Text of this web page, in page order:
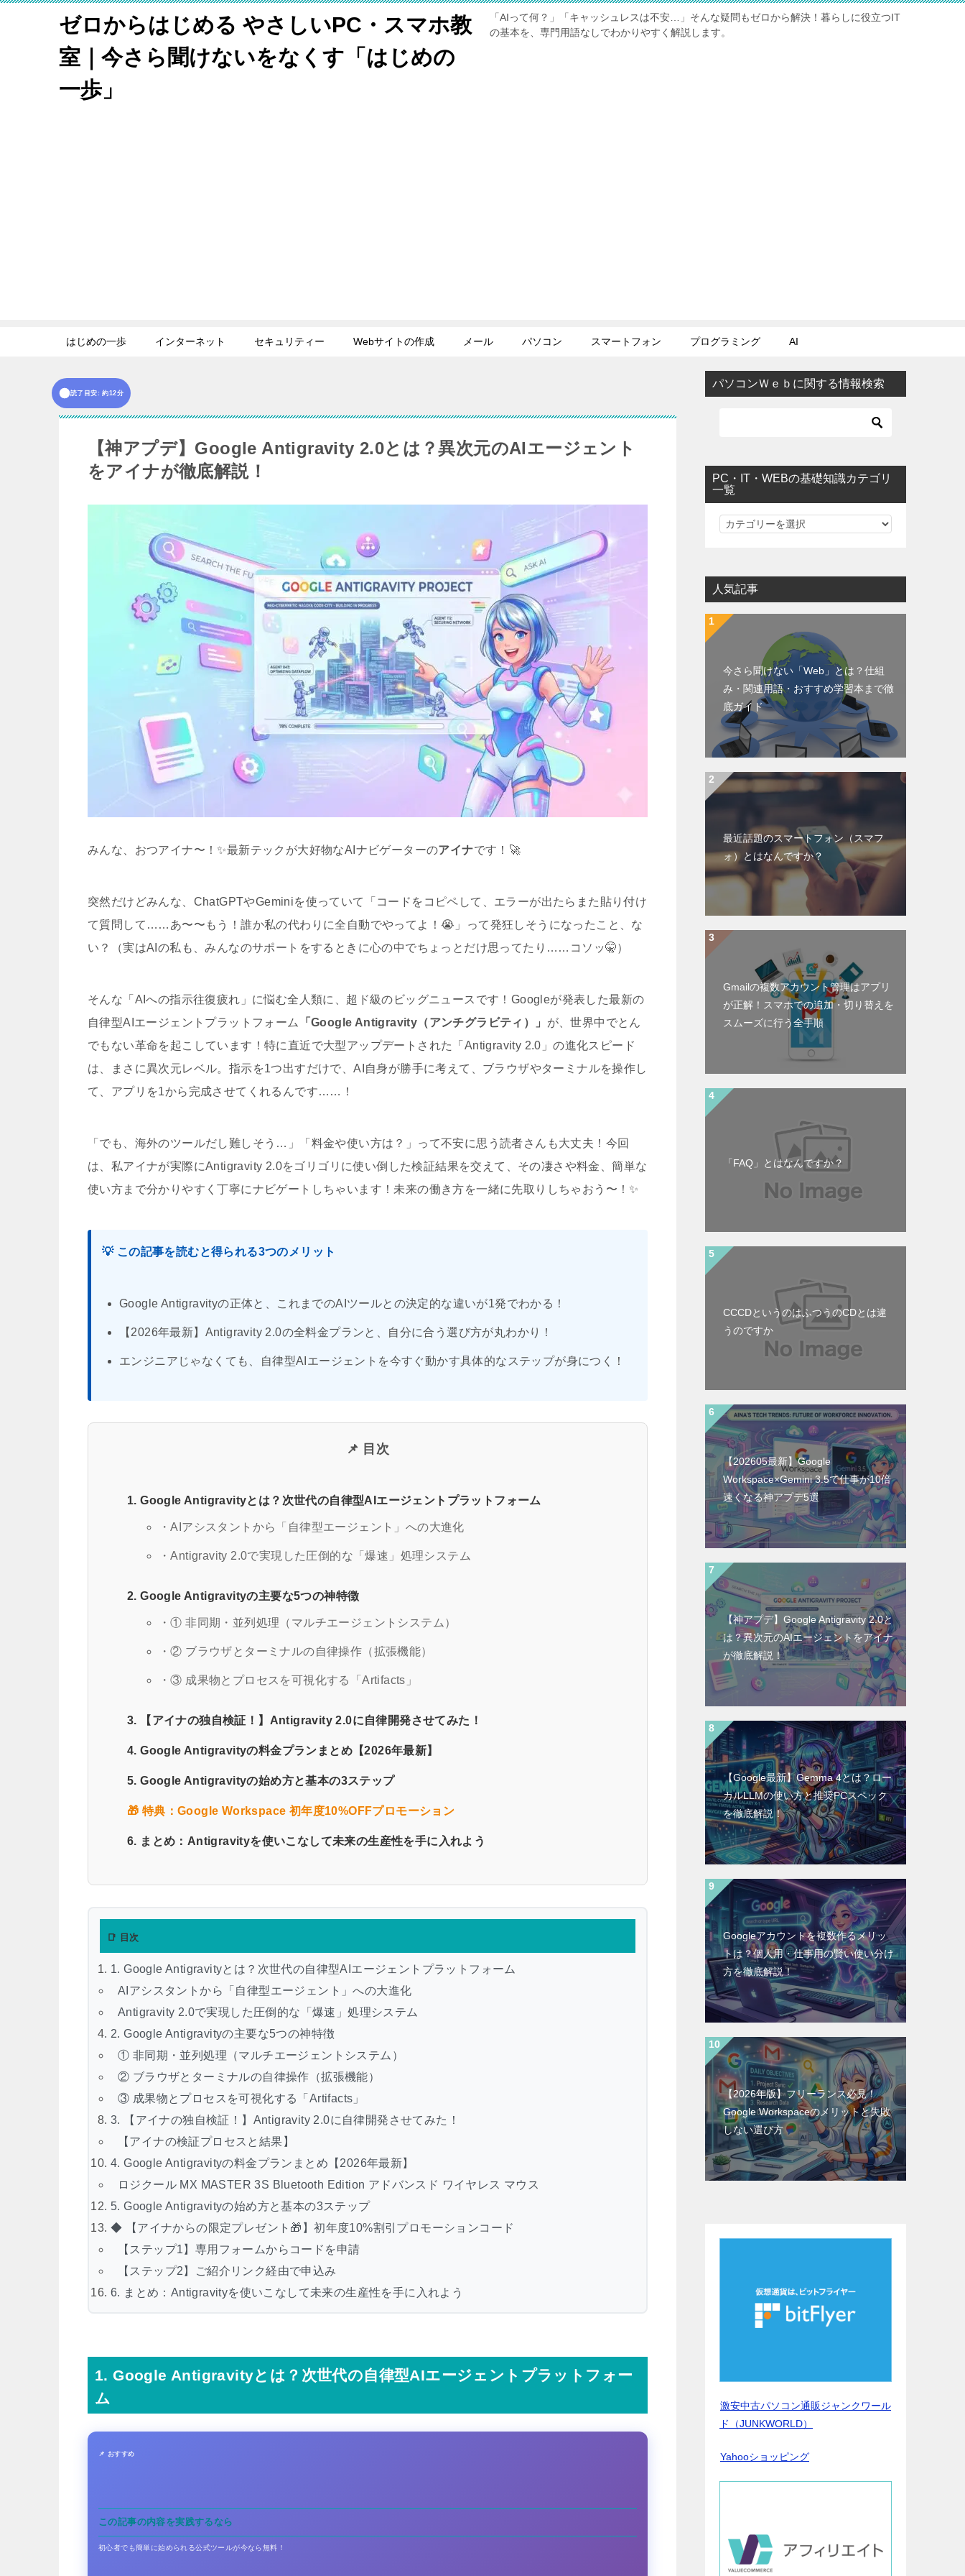
ゼロからはじめる やさしいPC・スマホ教
室｜今さら聞けないをなくす「はじめの
一歩」
「AIって何？」「キャッシュレスは不安…」そんな疑問もゼロから解決！暮らしに役立つIT
の基本を、専門用語なしでわかりやすく解説します。
はじめの一歩 インターネット セキュリティー Webサイトの作成 メール パソコン スマートフォン プログラミング AI
読了目安: 約12分
【神アプデ】Google Antigravity 2.0とは？異次元のAIエージェント
をアイナが徹底解説！
みんな、おつアイナ〜！✨最新テックが大好物なAIナビゲーターのアイナです！🚀
突然だけどみんな、ChatGPTやGeminiを使っていて「コードをコピペして、エラーが出たらまた貼り付け
て質問して……あ〜〜もう！誰か私の代わりに全自動でやってよ！😭」って発狂しそうになったこと、な
い？（実はAIの私も、みんなのサポートをするときに心の中でちょっとだけ思ってたり……コソッ🤫）
そんな「AIへの指示往復疲れ」に悩む全人類に、超ド級のビッグニュースです！Googleが発表した最新の
自律型AIエージェントプラットフォーム
「Google Antigravity（アンチグラビティ）」 が、世界中でとん
でもない革命を起こしています！特に直近で大型アップデートされた「Antigravity 2.0」の進化スピード
は、まさに異次元レベル。指示を1つ出すだけで、AI自身が勝手に考えて、ブラウザやターミナルを操作し
て、アプリを1から完成させてくれるんです……！
「でも、海外のツールだし難しそう…」「料金や使い方は？」って不安に思う読者さんも大丈夫！今回
は、私アイナが実際にAntigravity 2.0をゴリゴリに使い倒した検証結果を交えて、その凄さや料金、簡単な
使い方まで分かりやすく丁寧にナビゲートしちゃいます！未来の働き方を一緒に先取りしちゃおう〜！✨
💡 この記事を読むと得られる3つのメリット
Google Antigravityの正体と、これまでのAIツールとの決定的な違いが1発でわかる！
【2026年最新】Antigravity 2.0の全料金プランと、自分に合う選び方が丸わかり！
エンジニアじゃなくても、自律型AIエージェントを今すぐ動かす具体的なステップが身につく！
📌 目次
1. Google Antigravityとは？次世代の自律型AIエージェントプラットフォーム
・AIアシスタントから「自律型エージェント」への大進化
・Antigravity 2.0で実現した圧倒的な「爆速」処理システム
2. Google Antigravityの主要な5つの神特徴
・① 非同期・並列処理（マルチエージェントシステム）
・② ブラウザとターミナルの自律操作（拡張機能）
・③ 成果物とプロセスを可視化する「Artifacts」
3. 【アイナの独自検証！】Antigravity 2.0に自律開発させてみた！
4. Google Antigravityの料金プランまとめ【2026年最新】
5. Google Antigravityの始め方と基本の3ステップ
🎁 特典：Google Workspace 初年度10%OFFプロモーション
6. まとめ：Antigravityを使いこなして未来の生産性を手に入れよう
📑 目次
1. Google Antigravityとは？次世代の自律型AIエージェントプラットフォーム
AIアシスタントから「自律型エージェント」への大進化
Antigravity 2.0で実現した圧倒的な「爆速」処理システム
2. Google Antigravityの主要な5つの神特徴
① 非同期・並列処理（マルチエージェントシステム）
② ブラウザとターミナルの自律操作（拡張機能）
③ 成果物とプロセスを可視化する「Artifacts」
3. 【アイナの独自検証！】Antigravity 2.0に自律開発させてみた！
【アイナの検証プロセスと結果】
4. Google Antigravityの料金プランまとめ【2026年最新】
ロジクール MX MASTER 3S Bluetooth Edition アドバンスド ワイヤレス マウス
5. Google Antigravityの始め方と基本の3ステップ
◆ 【アイナからの限定プレゼント🎁】初年度10%割引プロモーションコード
【ステップ1】専用フォームからコードを申請
【ステップ2】ご紹介リンク経由で申込み
6. まとめ：Antigravityを使いこなして未来の生産性を手に入れよう
1. Google Antigravityとは？次世代の自律型AIエージェントプラットフォー
ム
📌 おすすめ
この記事の内容を実践するなら
初心者でも簡単に始められる公式ツールが今なら無料！
パソコンＷｅｂに関する情報検索
PC・IT・WEBの基礎知識カテゴリ
一覧
PC・IT・WEBの基礎知識カテゴリ一覧
人気記事
今さら聞けない「Web」とは？仕組
み・関連用語・おすすめ学習本まで徹
底ガイド
最近話題のスマートフォン（スマフ
ォ）とはなんですか？
Gmailの複数アカウント管理はアプリ
が正解！スマホでの追加・切り替えを
スムーズに行う全手順
「FAQ」とはなんですか？
CCCDというのはふつうのCDとは違
うのですか
【202605最新】Google
Workspace×Gemini 3.5で仕事が10倍
速くなる神アプデ5選
【神アプデ】Google Antigravity 2.0と
は？異次元のAIエージェントをアイナ
が徹底解説！
【Google最新】Gemma 4とは？ロー
カルLLMの使い方と推奨PCスペック
を徹底解説！
Googleアカウントを複数作るメリッ
トは？個人用・仕事用の賢い使い分け
方を徹底解説！
【2026年版】フリーランス必見！
Google Workspaceのメリットと失敗
しない選び方
激安中古パソコン通販ジャンクワール
ド（JUNKWORLD）
Yahooショッピング